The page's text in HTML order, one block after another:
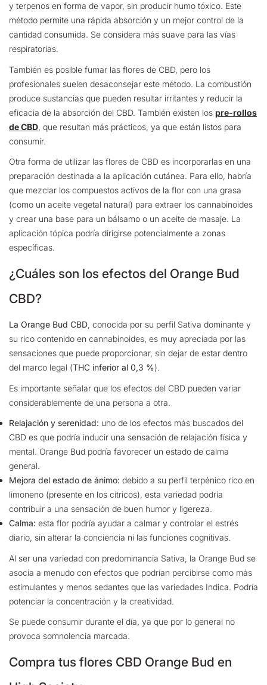
y terpenos en forma de vapor, sin producir humo tóxico. Este
método permite una rápida absorción y un mejor control de la
cantidad consumida. Se considera más suave para las vías
respiratorias.
También es posible fumar las flores de CBD, pero los
profesionales suelen desaconsejar este método. La combustión
produce sustancias que pueden resultar irritantes y reducir la
eficacia de la absorción del CBD. También existen los pre-rollos
de CBD, que resultan más prácticos, ya que están listos para
consumir.
Otra forma de utilizar las flores de CBD es incorporarlas en una
preparación destinada a la aplicación cutánea. Para ello, habría
que mezclar los compuestos activos de la flor con una grasa
(como un aceite vegetal natural) para extraer los cannabinoides
y crear una base para un bálsamo o un aceite de masaje. La
aplicación tópica podría dirigirse potencialmente a zonas
específicas.
¿Cuáles son los efectos del Orange Bud
CBD?
La Orange Bud CBD, conocida por su perfil Sativa dominante y
su rico contenido en cannabinoides, es muy apreciada por las
sensaciones que puede proporcionar, sin dejar de estar dentro
del marco legal (THC inferior al 0,3 %).
Es importante señalar que los efectos del CBD pueden variar
considerablemente de una persona a otra.
Relajación y serenidad: uno de los efectos más buscados del
CBD es que podría inducir una sensación de relajación física y
mental. Orange Bud podría favorecer un estado de calma
general.
Mejora del estado de ánimo: debido a su perfil terpénico rico en
limoneno (presente en los cítricos), esta variedad podría
contribuir a una sensación de buen humor y ligereza.
Calma: esta flor podría ayudar a calmar y controlar el estrés
diario, sin alterar la conciencia ni las funciones cognitivas.
Al ser una variedad con predominancia Sativa, la Orange Bud se
asocia a menudo con efectos que podrían percibirse como más
estimulantes y menos sedantes que las variedades Indica. Podría
potenciar la concentración y la creatividad.
Se puede consumir durante el día, ya que por lo general no
provoca somnolencia marcada.
Compra tus flores CBD Orange Bud en